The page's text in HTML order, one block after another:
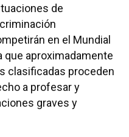
de
en el Mundial
que aproximadamente
clasificadas proceden
a profesar y
graves y